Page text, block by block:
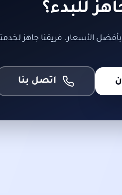
للبدء؟
الأسعار. فريقنا جاهز
اتصل بنا